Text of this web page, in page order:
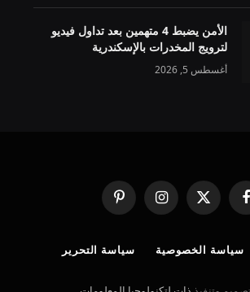
الأمن يضبط 4 متهمين بعد تداول فيديو
لترويج المخدرات بالإسكندرية
أغسطس 5, 2026
فيسبوك
X
(Twitter)
الانستغرامبينتيريست
سياسة الخصوصية سياسة التحرير